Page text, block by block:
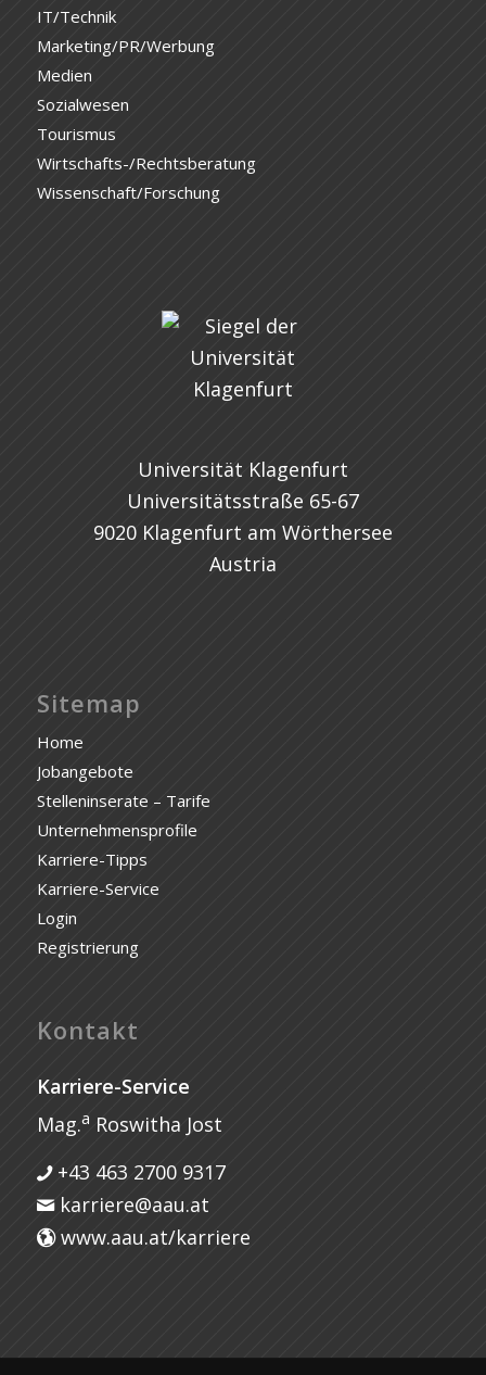
IT/Technik
Marketing/PR/Werbung
Medien
Sozialwesen
Tourismus
Wirtschafts-/Rechtsberatung
Wissenschaft/Forschung
Universität Klagenfurt
Universitätsstraße 65-67
9020 Klagenfurt am Wörthersee
Austria
Sitemap
Home
Jobangebote
Stelleninserate – Tarife
Unternehmensprofile
Karriere-Tipps
Karriere-Service
Login
Registrierung
Kontakt
Karriere-Service
Mag.a Roswitha Jost
+43 463 2700 9317
karriere@aau.at
www.aau.at/karriere